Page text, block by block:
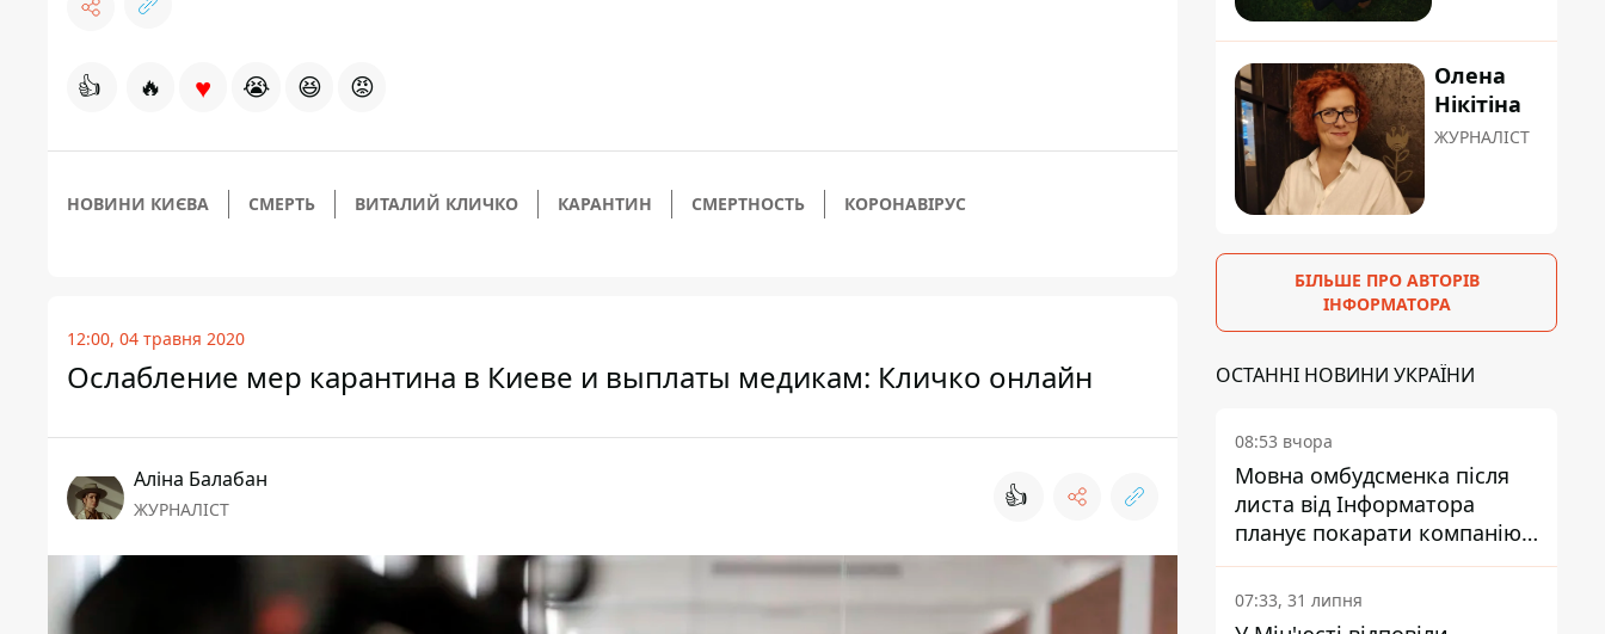
👍 🔥 ♥ 😭 😆 😡
НОВИНИ КИЄВА СМЕРТЬ ВИТАЛИЙ КЛИЧКО КАРАНТИН СМЕРТНОСТЬ КОРОНАВІРУС
12:00, 04 травня 2020
Ослабление мер карантина в Киеве и выплаты медикам: Кличко онлайн
Аліна Балабан
ЖУРНАЛІСТ 👍
Олена
Нікітіна
ЖУРНАЛІСТ
БІЛЬШЕ ПРО АВТОРІВ
ІНФОРМАТОРА
ОСТАННІ НОВИНИ УКРАЇНИ
08:53 вчора
Мовна омбудсменка після
листа від Інформатора
планує покарати компанію-
підрядника ПриватБанку
07:33, 31 липня